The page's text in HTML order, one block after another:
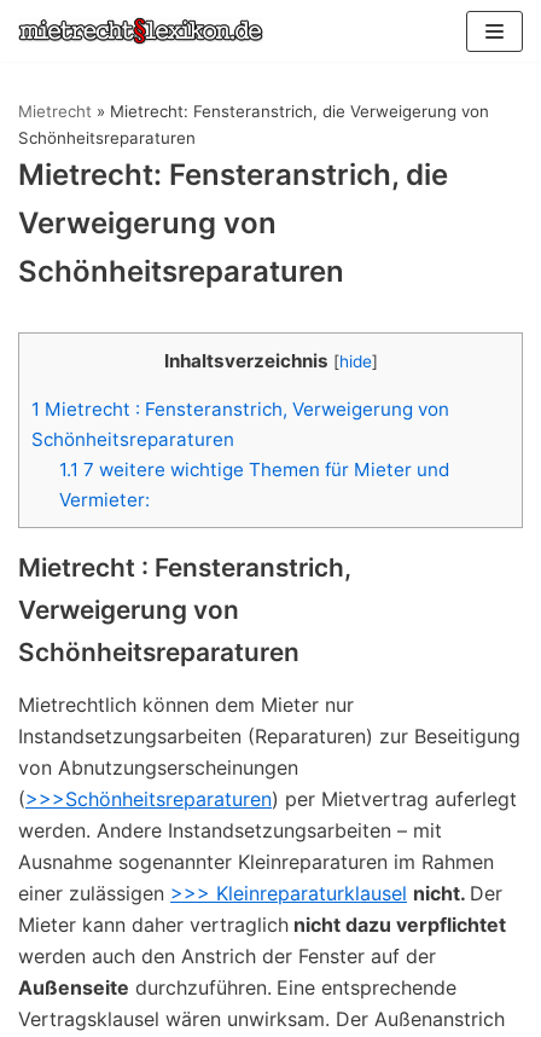
Zum
Mietrecht » Mietrecht: Fensteranstrich, die Verweigerung von
Schönheitsreparaturen
Mietrecht: Fensteranstrich, die
Verweigerung von
Schönheitsreparaturen
Inhaltsverzeichnis [hide]
1 Mietrecht : Fensteranstrich, Verweigerung von
Schönheitsreparaturen
1.1 7 weitere wichtige Themen für Mieter und
Vermieter:
Mietrecht : Fensteranstrich,
Verweigerung von
Schönheitsreparaturen
Mietrechtlich können dem Mieter nur
Instandsetzungsarbeiten (Reparaturen) zur Beseitigung
von Abnutzungserscheinungen
(>>>Schönheitsreparaturen) per Mietvertrag auferlegt
werden. Andere Instandsetzungsarbeiten – mit
Ausnahme sogenannter Kleinreparaturen im Rahmen
einer zulässigen >>> Kleinreparaturklausel nicht. Der
Mieter kann daher vertraglich nicht dazu verpflichtet
werden auch den Anstrich der Fenster auf der
Außenseite durchzuführen. Eine entsprechende
Vertragsklausel wären unwirksam. Der Außenanstrich